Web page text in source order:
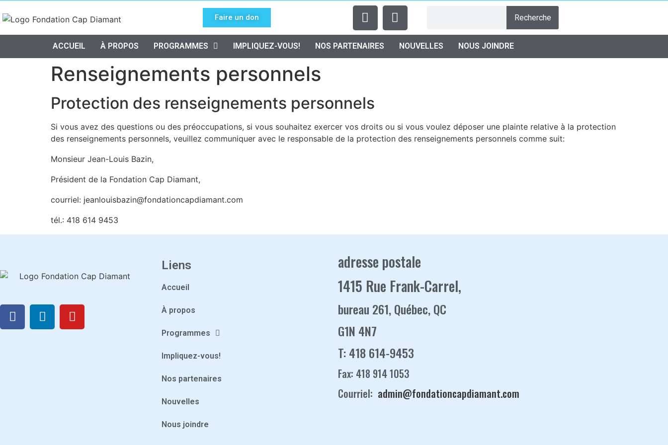
Faire un don Recherche
ACCUEIL À PROPOS PROGRAMMES IMPLIQUEZ-VOUS! NOS PARTENAIRES NOUVELLES NOUS JOINDRE
Renseignements personnels
Protection des renseignements personnels
Si vous avez des questions ou des préoccupations, si vous souhaitez exercer vos droits ou si vous voulez déposer une plainte relative à la protection
des renseignements personnels, veuillez communiquer avec le responsable de la protection des renseignements personnels comme suit:
Monsieur Jean-Louis Bazin,
Président de la Fondation Cap Diamant,
courriel: jeanlouisbazin@fondationcapdiamant.com
tél.: 418 614 9453
Liens
Accueil
À propos
Programmes
Impliquez-vous!
Nos partenaires
Nouvelles
Nous joindre
adresse postale
1415 Rue Frank-Carrel,
bureau 261, Québec, QC
G1N 4N7
T: 418 614-9453
Fax: 418 914 1053
Courriel: admin@fondationcapdiamant.com